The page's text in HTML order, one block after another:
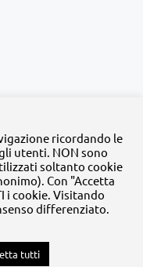
| MyFpm è un
Magnani
LinkedInYouTube
ricordando le
utenti. NON sono
soltanto cookie
Con "Accetta
i cookie. Visitando
differenziato.
tutti